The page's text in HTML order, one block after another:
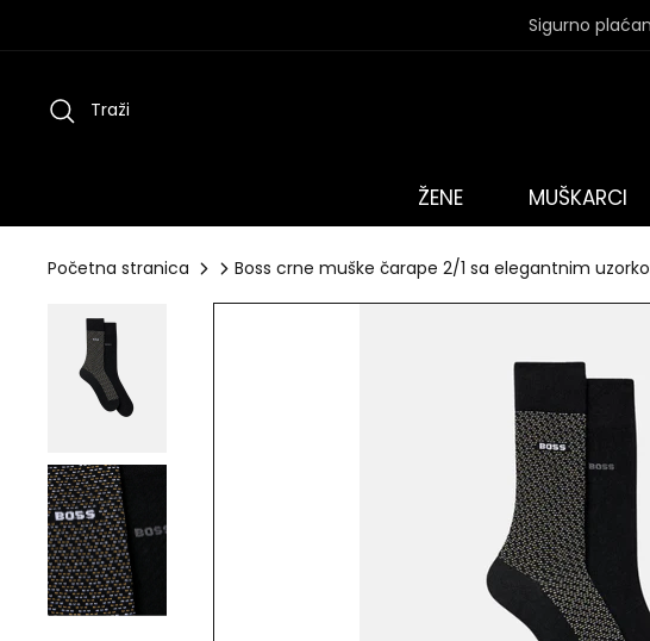
Sigurno
Traži
ŽENE MUŠKARCI
Početna stranica Boss crne muške čarape 2/1 sa elegantnim